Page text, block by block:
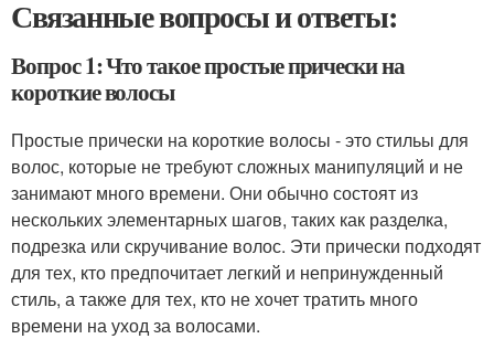
Связанные вопросы и ответы:
Вопрос 1: Что такое простые прически на
короткие волосы
Простые прически на короткие волосы - это стильы для
волос, которые не требуют сложных манипуляций и не
занимают много времени. Они обычно состоят из
нескольких элементарных шагов, таких как разделка,
подрезка или скручивание волос. Эти прически подходят
для тех, кто предпочитает легкий и непринужденный
стиль, а также для тех, кто не хочет тратить много
времени на уход за волосами.